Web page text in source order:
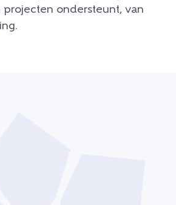
projecten ondersteunt, van